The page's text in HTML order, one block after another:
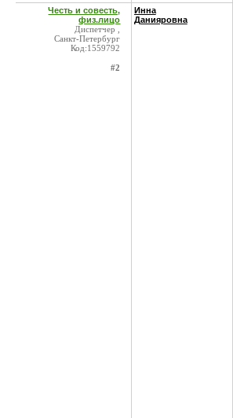
Честь и совесть,
физ.лицо
Диспетчер ,
Санкт-Петербург
Код:1559792
#2
Инна
Данияровна